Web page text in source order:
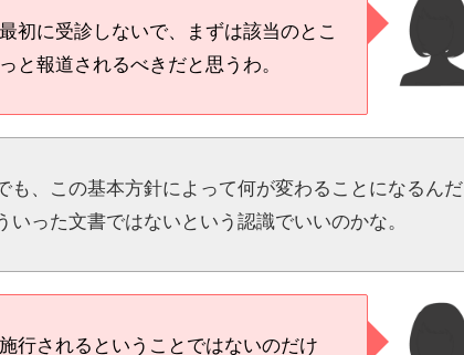
初に受診しないで、まずは該当のとこ
と報道されるべきだと思うわ。
も、この基本方針によって何が変わることになるんだ
いった文書ではないという認識でいいのかな。
行されるということではないのだけ